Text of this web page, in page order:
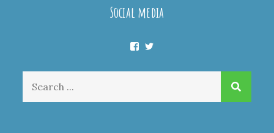
Social media
Facebook